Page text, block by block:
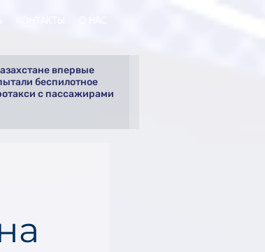
впервые
беспилотное
с пассажирами